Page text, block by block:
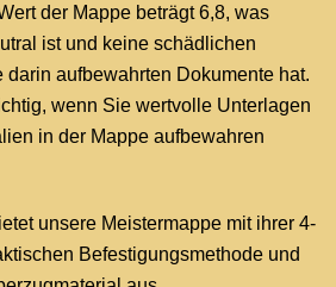
der Mappe beträgt 6,8, was
ist und keine schädlichen
aufbewahrten Dokumente hat.
wenn Sie wertvolle Unterlagen
in der Mappe aufbewahren
unsere Meistermappe mit ihrer 4-
Befestigungsmethode und